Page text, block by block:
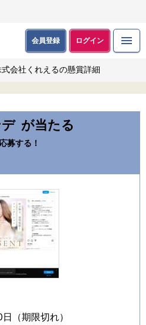
会員登録 ログイン
式会社くれえるの懸賞詳細
が当たる
募する！
（期限切れ）